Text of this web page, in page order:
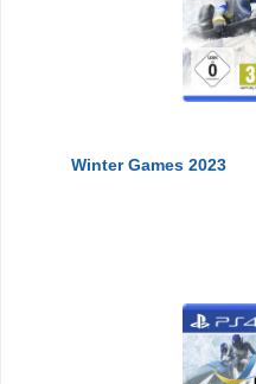
Winter Games 2023